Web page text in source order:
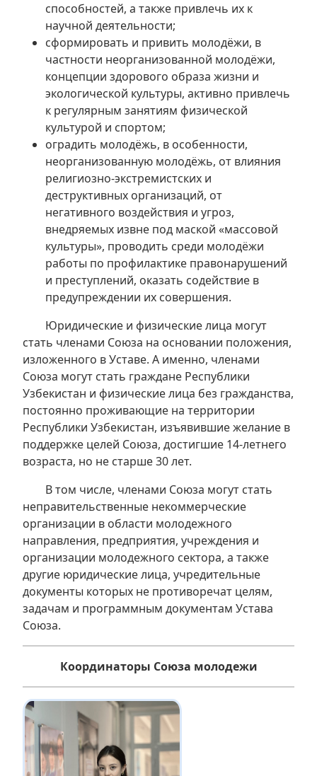
способностей, а также привлечь их к
научной деятельности;
сформировать и привить молодёжи, в
частности неорганизованной молодёжи,
концепции здорового образа жизни и
экологической культуры, активно привлечь
к регулярным занятиям физической
культурой и спортом;
оградить молодёжь, в особенности,
неорганизованную молодёжь, от влияния
религиозно-экстремистских и
деструктивных организаций, от
негативного воздействия и угроз,
внедряемых извне под маской «массовой
культуры», проводить среди молодёжи
работы по профилактике правонарушений
и преступлений, оказать содействие в
предупреждении их совершения.
Юридические и физические лица могут
стать членами Союза на основании положения,
изложенного в Уставе. А именно, членами
Союза могут стать граждане Республики
Узбекистан и физические лица без гражданства,
постоянно проживающие на территории
Республики Узбекистан, изъявившие желание в
поддержке целей Союза, достигшие 14-летнего
возраста, но не старше 30 лет.
В том числе, членами Союза могут стать
неправительственные некоммерческие
организации в области молодежного
направления, предприятия, учреждения и
организации молодежного сектора, а также
другие юридические лица, учредительные
документы которых не противоречат целям,
задачам и программным документам Устава
Союза.
Координаторы Союза молодежи